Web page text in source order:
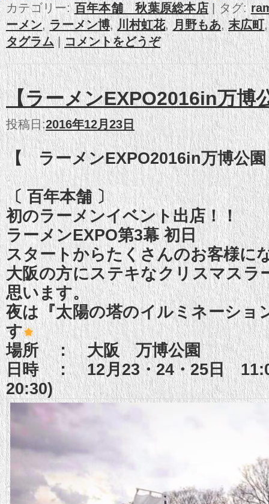
カテゴリー: 百年本舗 秋葉原総本店 |タグ:
ーメン,ラーメン博,川村虹花,月野もあ,末広町
タグラム |コメントをどうぞ
【ラーメンEXPO2016in万
投稿日:2016年12月23日
【 ラーメンEXPO2016in万博公
〔 百年本舗 〕
初のラーメンイベント出店！！
ラーメンEXPO第3幕 初日
スタートからたくさんのお客様に
大阪の方にステキなクリスマスラ
思います。
夜は『太陽の塔のイルミネーショ
す
場所 ： 大阪 万博公園
日時 ： 12月23・24・25日
20:30)